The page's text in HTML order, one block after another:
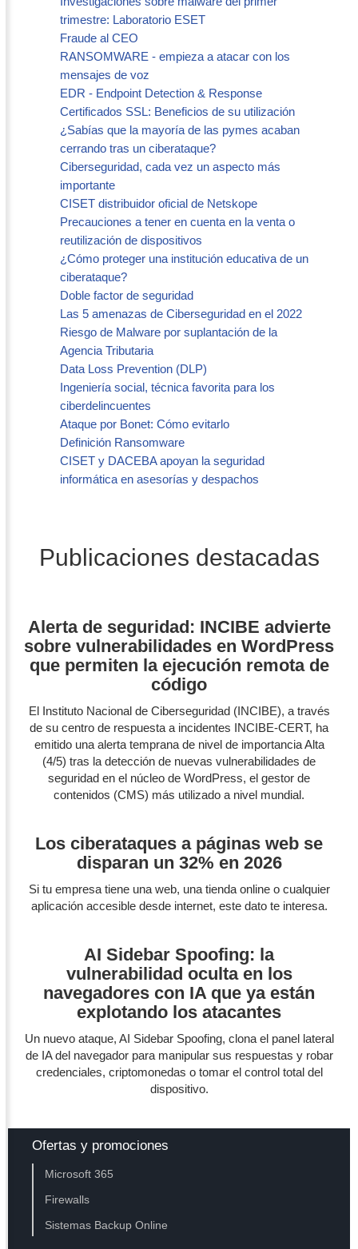
trimestre: Laboratorio ESET
Fraude al CEO
RANSOMWARE - empieza a atacar con los
mensajes de voz
EDR - Endpoint Detection & Response
Certificados SSL: Beneficios de su utilización
¿Sabías que la mayoría de las pymes acaban
cerrando tras un ciberataque?
Ciberseguridad, cada vez un aspecto más
importante
CISET distribuidor oficial de Netskope
Precauciones a tener en cuenta en la venta o
reutilización de dispositivos
¿Cómo proteger una institución educativa de un
ciberataque?
Doble factor de seguridad
Las 5 amenazas de Ciberseguridad en el 2022
Riesgo de Malware por suplantación de la
Agencia Tributaria
Data Loss Prevention (DLP)
Ingeniería social, técnica favorita para los
ciberdelincuentes
Ataque por Bonet: Cómo evitarlo
Definición Ransomware
CISET y DACEBA apoyan la seguridad
informática en asesorías y despachos
Publicaciones destacadas
Alerta de seguridad: INCIBE advierte
sobre vulnerabilidades en WordPress
que permiten la ejecución remota de
código
El Instituto Nacional de Ciberseguridad (INCIBE), a través
de su centro de respuesta a incidentes INCIBE-CERT, ha
emitido una alerta temprana de nivel de importancia Alta
(4/5) tras la detección de nuevas vulnerabilidades de
seguridad en el núcleo de WordPress, el gestor de
contenidos (CMS) más utilizado a nivel mundial.
Los ciberataques a páginas web se
disparan un 32% en 2026
Si tu empresa tiene una web, una tienda online o cualquier
aplicación accesible desde internet, este dato te interesa.
AI Sidebar Spoofing: la
vulnerabilidad oculta en los
navegadores con IA que ya están
explotando los atacantes
Un nuevo ataque, AI Sidebar Spoofing, clona el panel lateral
de IA del navegador para manipular sus respuestas y robar
credenciales, criptomonedas o tomar el control total del
dispositivo.
Ofertas y promociones
Microsoft 365
Firewalls
Sistemas Backup Online